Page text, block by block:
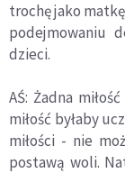
trochę jako
podejmowaniu
dzieci.
AŚ: Żadna
miłość byłaby
miłości - nie
postawą woli.